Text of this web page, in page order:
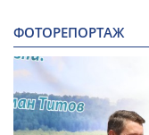
ФОТОРЕПОРТАЖ